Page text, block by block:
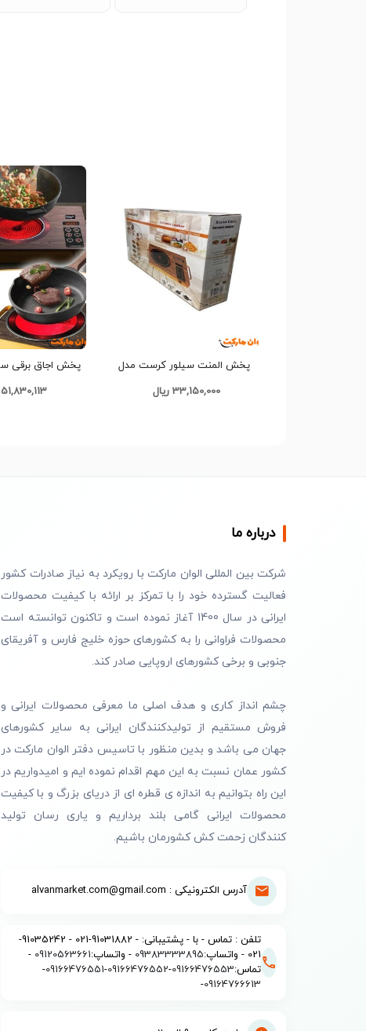
پخش المنت سیلور کرست مدل
33,150,000 ریال 51,830,113 ریال
درباره ما
شرکت بین المللی الوان مارکت با رویکرد به نیاز صادرات کشور
فعالیت گسترده خود را با تمرکز بر ارائه با کیفیت محصولات
ایرانی در سال 1400 آغاز نموده است و تاکنون توانسته است
محصولات فراوانی را به کشورهای حوزه خلیج فارس و آفریقای
جنوبی و برخی کشورهای اروپایی صادر کند.
چشم انداز کاری و هدف اصلی ما معرفی محصولات ایرانی و
فروش مستقیم از تولیدکنندگان ایرانی به سایر کشورهای
جهان می باشد و بدین منظور با تاسیس دفتر الوان مارکت در
کشور عمان نسبت به این مهم اقدام نموده ایم و امیدواریم در
این راه بتوانیم به اندازه ی قطره ای از دریای بزرگ و با کیفیت
محصولات ایرانی گامی بلند برداریم و یاری رسان تولید
کنندگان زحمت کش کشورمان باشیم.
آدرس الکترونیکی : alvanmarket.com@gmail.com
تلفن : تماس - با - پشتیبانی: - 91031882-021 - 91035242-
021 - واتساپ:
09383333895 - واتساپ:09120563661
-
تماس:09166476553
-
09166476552
-
09166476551
-
09164766613
-